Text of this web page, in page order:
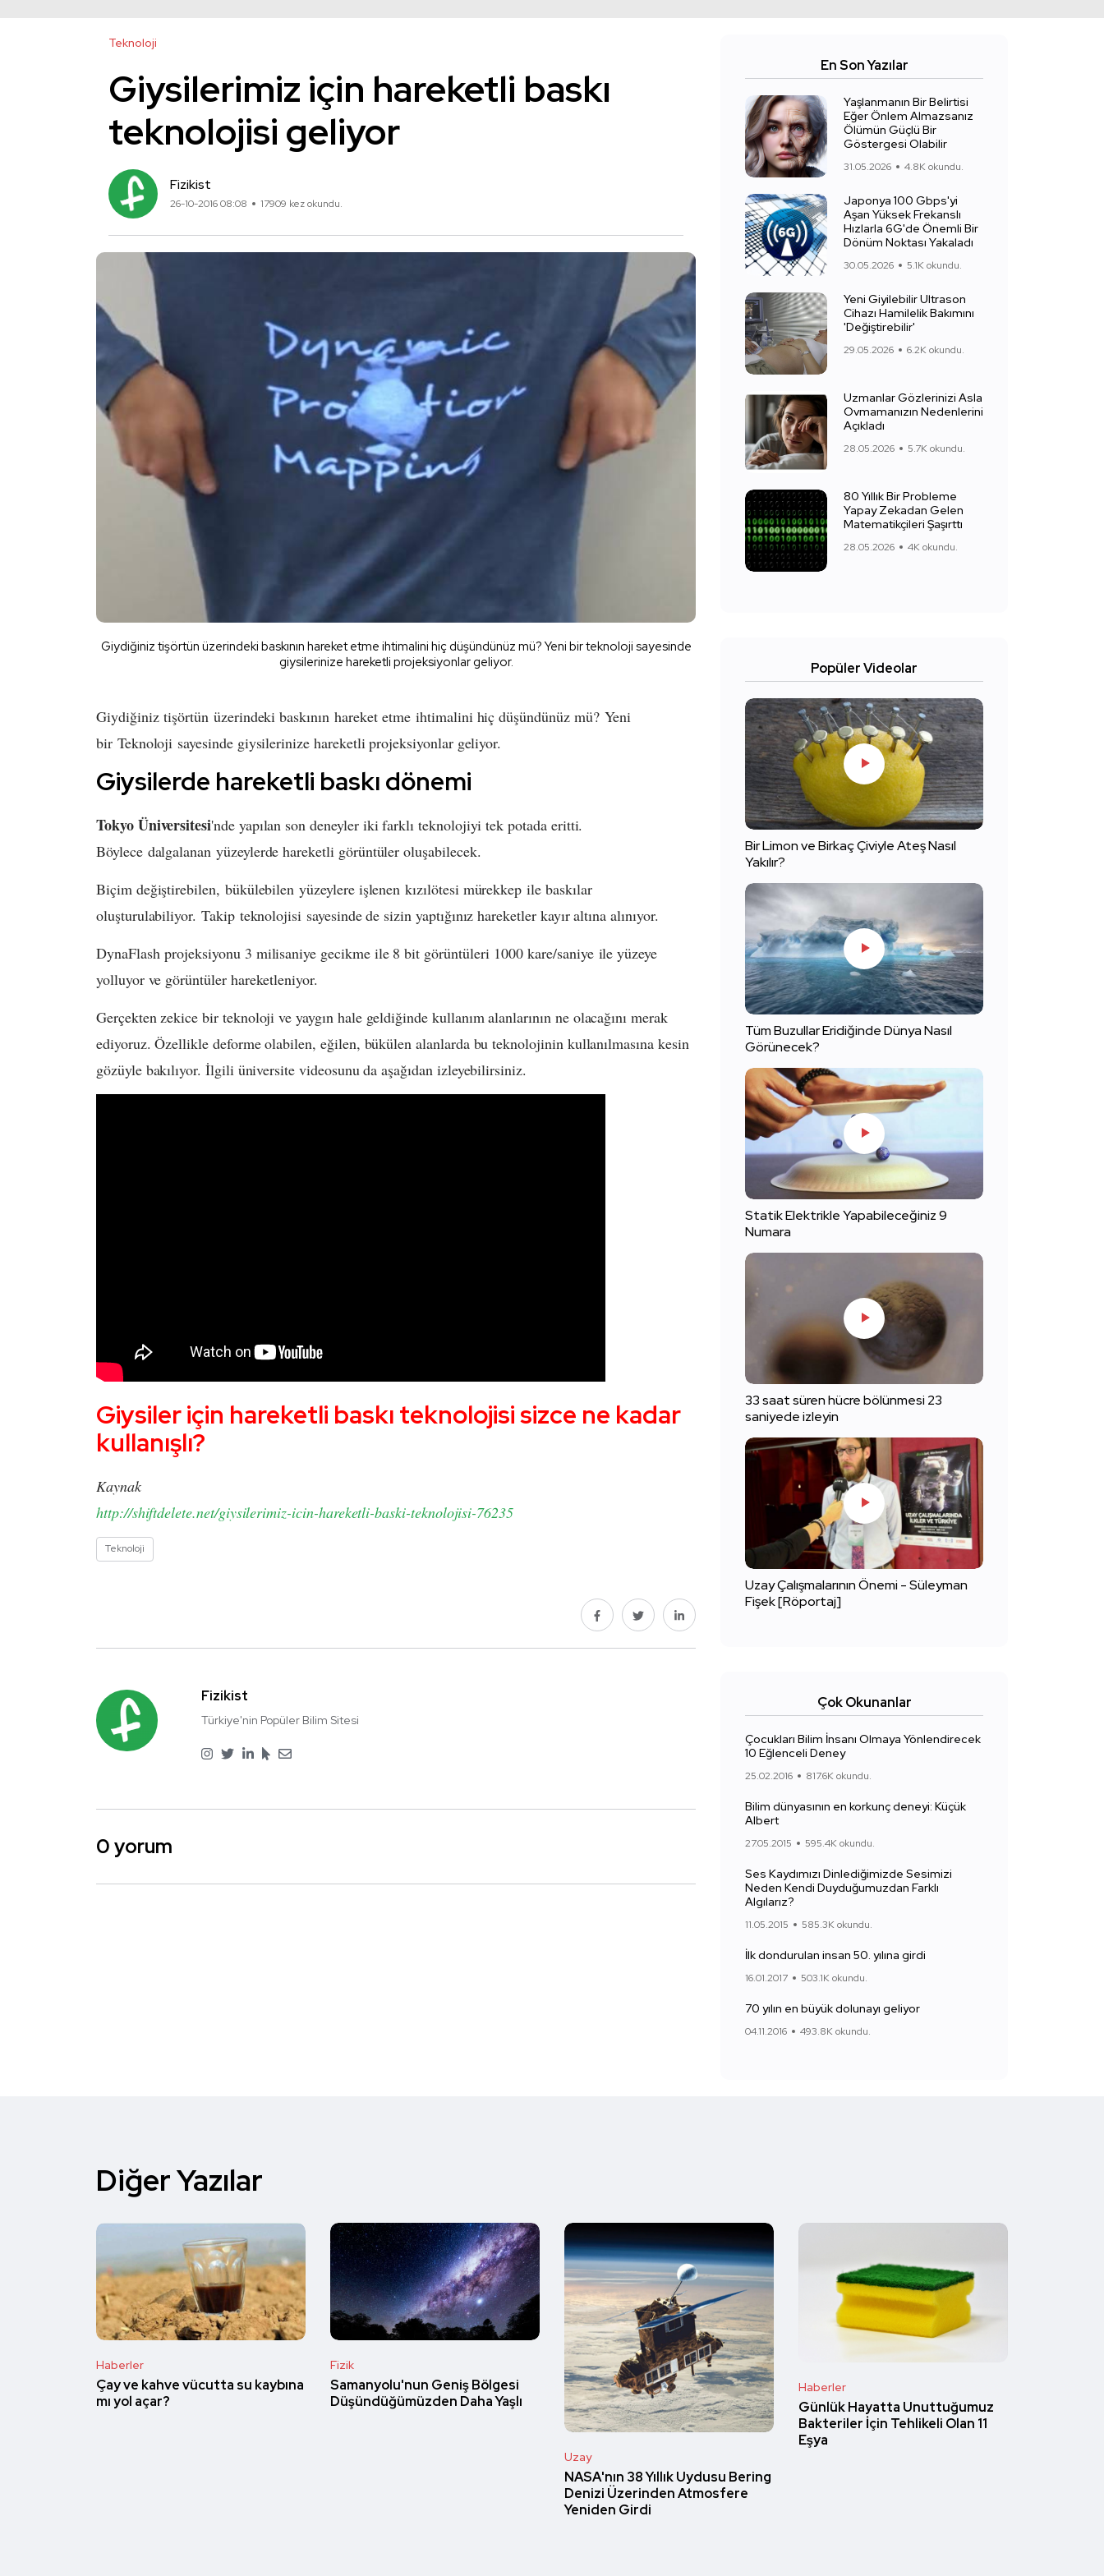
Teknoloji
Giysilerimiz için hareketli baskı
teknolojisi geliyor
Fizikist
26-10-2016 08:08 17909 kez okundu.
Giydiğiniz tişörtün üzerindeki baskının hareket etme ihtimalini hiç düşündünüz mü? Yeni bir teknoloji sayesinde
giysilerinize hareketli projeksiyonlar geliyor.
Giydiğiniz tişörtün üzerindeki baskının hareket etme ihtimalini hiç düşündünüz mü? Yeni
bir Teknoloji sayesinde giysilerinize hareketli projeksiyonlar geliyor.
Giysilerde hareketli baskı dönemi
Tokyo Üniversitesi'nde yapılan son deneyler iki farklı teknolojiyi tek potada eritti.
Böylece dalgalanan yüzeylerde hareketli görüntüler oluşabilecek.
Biçim değiştirebilen, bükülebilen yüzeylere işlenen kızılötesi mürekkep ile baskılar
oluşturulabiliyor. Takip teknolojisi sayesinde de sizin yaptığınız hareketler kayır altına alınıyor.
DynaFlash projeksiyonu 3 milisaniye gecikme ile 8 bit görüntüleri 1000 kare/saniye ile yüzeye
yolluyor ve görüntüler hareketleniyor.
Gerçekten zekice bir teknoloji ve yaygın hale geldiğinde kullanım alanlarının ne olacağını merak
ediyoruz. Özellikle deforme olabilen, eğilen, bükülen alanlarda bu teknolojinin kullanılmasına kesin
gözüyle bakılıyor. İlgili üniversite videosunu da aşağıdan izleyebilirsiniz.
Giysiler için hareketli baskı teknolojisi sizce ne kadar
kullanışlı?
Kaynak
http://shiftdelete.net/giysilerimiz-icin-hareketli-baski-teknolojisi-76235
Teknoloji
Fizikist
Türkiye'nin Popüler Bilim Sitesi
0 yorum
En Son Yazılar
Yaşlanmanın Bir Belirtisi
Eğer Önlem Almazsanız
Ölümün Güçlü Bir
Göstergesi Olabilir
31.05.2026 4.8K okundu.
Japonya 100 Gbps'yi
Aşan Yüksek Frekanslı
Hızlarla 6G'de Önemli Bir
Dönüm Noktası Yakaladı
30.05.2026 5.1K okundu.
Yeni Giyilebilir Ultrason
Cihazı Hamilelik Bakımını
'Değiştirebilir'
29.05.2026 6.2K okundu.
Uzmanlar Gözlerinizi Asla
Ovmamanızın Nedenlerini
Açıkladı
28.05.2026 5.7K okundu.
80 Yıllık Bir Probleme
Yapay Zekadan Gelen
Matematikçileri Şaşırttı
28.05.2026 4K okundu.
Popüler Videolar
Bir Limon ve Birkaç Çiviyle Ateş Nasıl
Yakılır?
Tüm Buzullar Eridiğinde Dünya Nasıl
Görünecek?
Statik Elektrikle Yapabileceğiniz 9
Numara
33 saat süren hücre bölünmesi 23
saniyede izleyin
Uzay Çalışmalarının Önemi - Süleyman
Fişek [Röportaj]
Çok Okunanlar
Çocukları Bilim İnsanı Olmaya Yönlendirecek
10 Eğlenceli Deney
25.02.2016 817.6K okundu.
Bilim dünyasının en korkunç deneyi: Küçük
Albert
27.05.2015 595.4K okundu.
Ses Kaydımızı Dinlediğimizde Sesimizi
Neden Kendi Duyduğumuzdan Farklı
Algılarız?
11.05.2015 585.3K okundu.
İlk dondurulan insan 50. yılına girdi
16.01.2017 503.1K okundu.
70 yılın en büyük dolunayı geliyor
04.11.2016 493.8K okundu.
Diğer Yazılar
Haberler
Çay ve kahve vücutta su kaybına
mı yol açar?
Fizik
Samanyolu'nun Geniş Bölgesi
Düşündüğümüzden Daha Yaşlı
Uzay
NASA'nın 38 Yıllık Uydusu Bering
Denizi Üzerinden Atmosfere
Yeniden Girdi
Haberler
Günlük Hayatta Unuttuğumuz
Bakteriler İçin Tehlikeli Olan 11
Eşya